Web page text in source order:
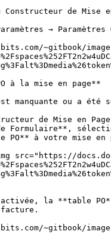
Constructeur de Mise
→
~gitbook/
à la mise en page**
manquante ou a été
de Mise en
Formulaire**,
à votre mise en
la **table
~gitbook/